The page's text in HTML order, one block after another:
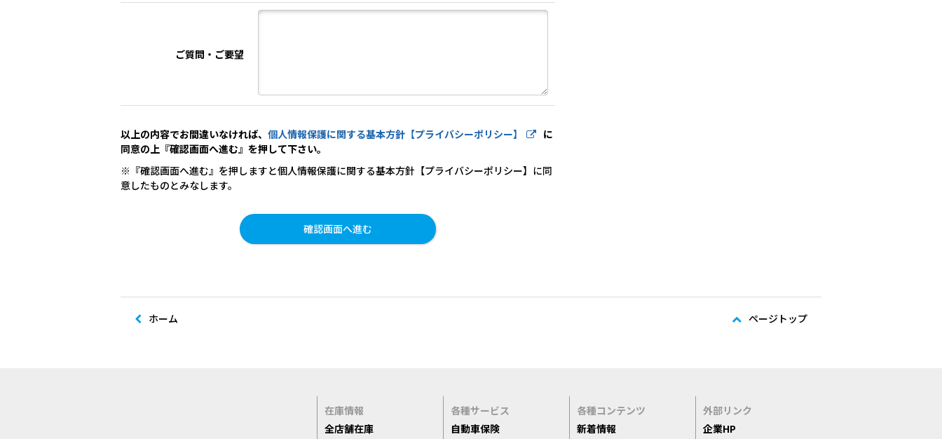
ご質問・ご要望
以上の内容でお間違いなければ、 個人情報保護に関する基本方針【プライバシーポリシー】
に
同意の上『確認画面へ進む』を押して下さい。
※『確認画面へ進む』を押しますと個人情報保護に関する基本方針【プライバシーポリシー】に同
意したものとみなします。
ホーム ページトップ
在庫情報
全店舗在庫
各種サービス
自動車保険
各種コンテンツ
新着情報
外部リンク
企業HP